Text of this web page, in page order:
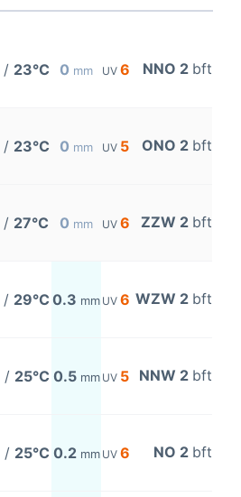
/ 23°C 0 mm UV 6 NNO 2 bft
/ 23°C 0 mm UV 5 ONO 2 bft
/ 27°C 0 mm UV 6 ZZW 2 bft
/ 29°C 0.3 mm UV 6 WZW 2 bft
/ 25°C 0.5 mm UV 5 NNW 2 bft
/ 25°C 0.2 mm UV 6 NO 2 bft